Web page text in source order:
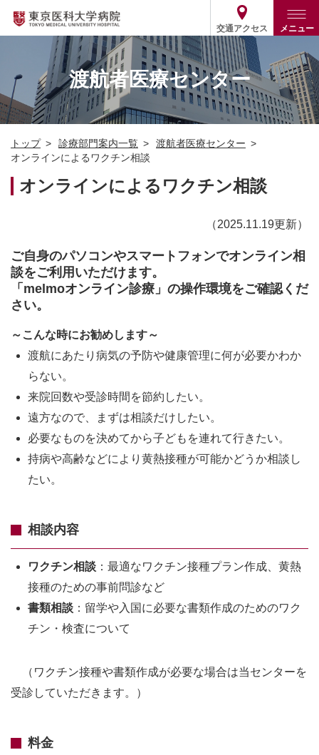
交通アクセス メニュー
トップ
外来・入院案内
外来
入院
患者支援・相談窓口
診療部門案内
診療部門案内一覧
医師・歯科医師等情報検索
病院案内
基本情報
役割・取り組み
医療関係の方
ENGLISH 简体中文
渡航者医療センター
トップ 診療部門案内一覧
渡航者医療センター
オンラインによるワクチン相談
オンラインによるワクチン相談
（2025.11.19更新）
ご自身のパソコンやスマートフォンでオンライン相
談をご利用いただけます。
「melmoオンライン診療」の操作環境をご確認くだ
さい。
～こんな時にお勧めします～
渡航にあたり病気の予防や健康管理に何が必要かわか
らない。
来院回数や受診時間を節約したい。
遠方なので、まずは相談だけしたい。
必要なものを決めてから子どもを連れて行きたい。
持病や高齢などにより黄熱接種が可能かどうか相談し
たい。
相談内容
ワクチン相談 ：最適なワクチン接種プラン作成、黄熱
接種のための事前問診など
書類相談 ：留学や入国に必要な書類作成のためのワク
チン・検査について
（ワクチン接種や書類作成が必要な場合は当センターを
受診していただきます。）
料金